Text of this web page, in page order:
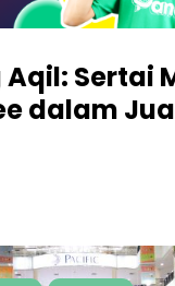
Aqil: Sertai
dalam